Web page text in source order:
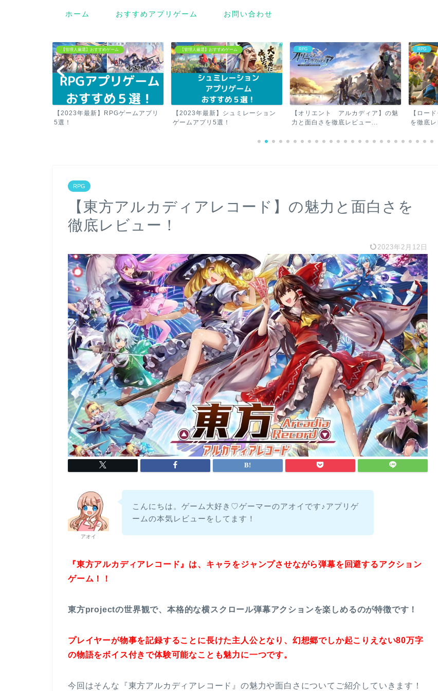
ホーム おすすめアプリゲーム お問い合わせ
【管理人厳選】おすすめゲーム
【2023年最新】シュミレーション
ゲームアプリ5選！
RPG
【オリエント アルカディア】の魅
力と面白さを徹底レビュー...
RPG
【ロードモバイル】の魅力と面白さ
を徹底レビュー！
シュミレ
【The
力と面白
RPG
【東方アルカディアレコード】の魅力と面白さを
徹底レビュー！
2023年2月12日
アオイ
こんにちは。ゲーム大好き♡ゲーマーのアオイです♪アプリゲ
ームの本気レビューをしてます！
『東方アルカディアレコード』は、キャラをジャンプさせながら弾幕を回避するアクション
ゲーム！！
東方projectの世界観で、本格的な横スクロール弾幕アクションを楽しめるのが特徴です！
プレイヤーが物事を記録することに長けた主人公となり、幻想郷でしか起こりえない80万字
の物語をボイス付きで体験可能なことも魅力に一つです。
今回はそんな『東方アルカディアレコード』の魅力や面白さについてご紹介していきます！